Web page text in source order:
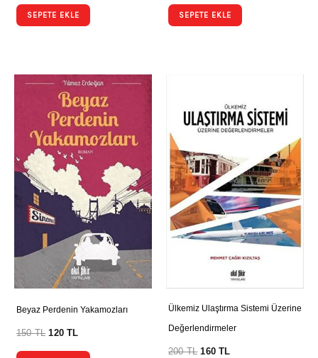
SEPETE EKLE SEPETE EKLE
Beyaz Perdenin Yakamozları
150TL 120TL
Ülkemiz Ulaştırma Sistemi Üzerine
Değerlendirmeler
200TL 160TL